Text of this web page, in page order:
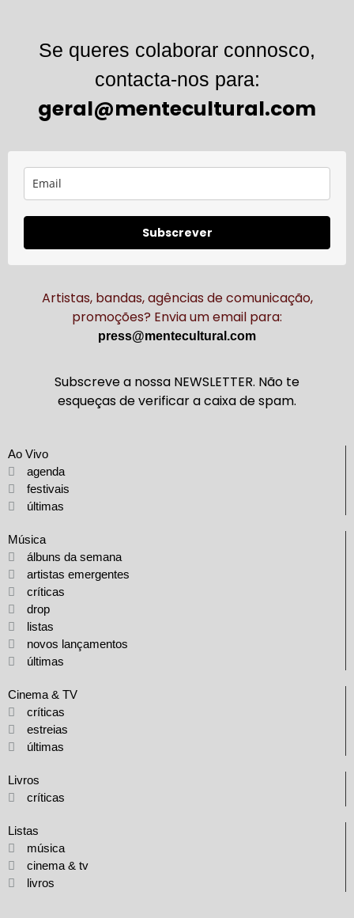
Se queres colaborar connosco,
contacta-nos para:
geral@mentecultural.com
Subscrever
Artistas, bandas, agências de comunicação,
promoções? Envia um email para:
press@mentecultural.com
Subscreve a nossa NEWSLETTER. Não te
esqueças de verificar a caixa de spam.
Ao Vivo
agenda
festivais
últimas
Música
álbuns da semana
artistas emergentes
críticas
drop
listas
novos lançamentos
últimas
Cinema & TV
críticas
estreias
últimas
Livros
críticas
Listas
música
cinema & tv
livros